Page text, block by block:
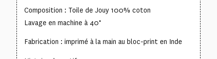
Composition : Toile de Jouy 100% coton
Lavage en machine à 40°
Fabrication : imprimé à la main au bloc-print en Inde